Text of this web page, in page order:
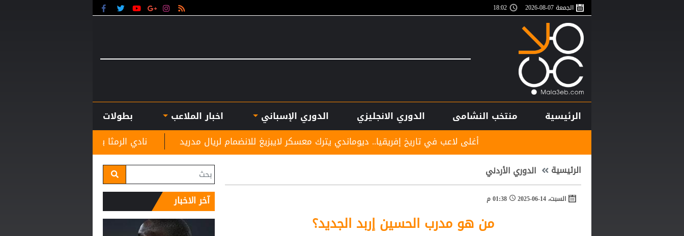
الجمعة 07-08-2026 18:02
الرئيسية منتخب النشامى الدوري الانجليزي الدوري الإسباني اخبار الملاعب
بطولات
نادي الرمثا يستقبل مدربه الجديد غاسانين
أغلى لاعب في تاريخ إفريقيا.. ديوماندي يترك معسكر لايبزيغ للانضمام لريال مدريد
الرئيسية الدوري الأردني
السبت، 14-06-2025 01:38 م
من هو مدرب الحسين إربد الجديد؟
آخر الاخبار